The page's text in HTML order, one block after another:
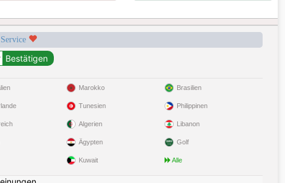
Marokko
Tunesien
Algerien
Ägypten
Kuwait
Brasilien
Philippinen
Libanon
Golf
Alle